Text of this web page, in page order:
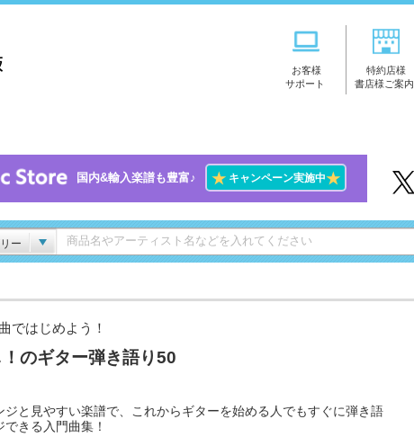
お客様
サポート
特約店様
書店様ご案内
国内&輸入楽譜も豊富♪ ★キャンペーン実施中★
ー
ではじめよう！
のギター弾き語り50
ジと見やすい楽譜で、これからギターを始める人でもすぐに弾き語
できる入門曲集！